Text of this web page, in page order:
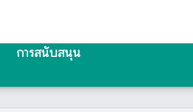
การสนับสนุน